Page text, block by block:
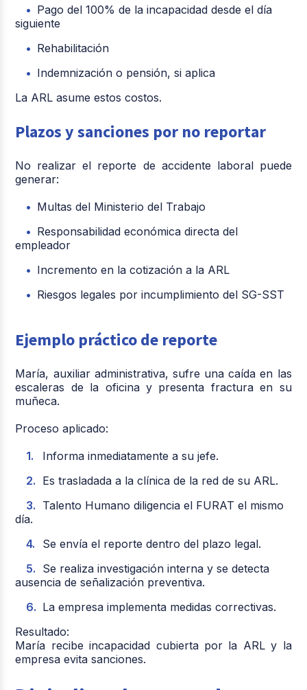
Pago del 100% de la incapacidad desde el día
siguiente
Rehabilitación
Indemnización o pensión, si aplica
La ARL asume estos costos.
Plazos y sanciones por no reportar
No realizar el reporte de accidente laboral puede
generar:
Multas del Ministerio del Trabajo
Responsabilidad económica directa del
empleador
Incremento en la cotización a la ARL
Riesgos legales por incumplimiento del SG-SST
Ejemplo práctico de reporte
María, auxiliar administrativa, sufre una caída en las
escaleras de la oficina y presenta fractura en su
muñeca.
Proceso aplicado:
Informa inmediatamente a su jefe.
Es trasladada a la clínica de la red de su ARL.
Talento Humano diligencia el FURAT el mismo
día.
Se envía el reporte dentro del plazo legal.
Se realiza investigación interna y se detecta
ausencia de señalización preventiva.
La empresa implementa medidas correctivas.
Resultado:
María recibe incapacidad cubierta por la ARL y la
empresa evita sanciones.